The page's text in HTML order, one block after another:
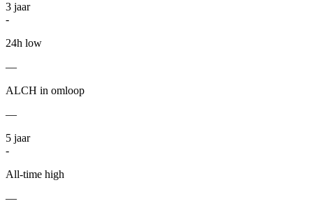
3 jaar
-
24h low
—
ALCH in omloop
—
5 jaar
-
All-time high
—